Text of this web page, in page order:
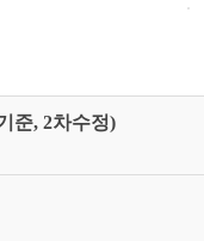
준, 2차수정)